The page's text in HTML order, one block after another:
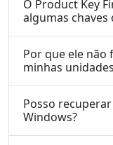
O Product Key
algumas
Por que ele não
minhas unidades
Posso
Windows?